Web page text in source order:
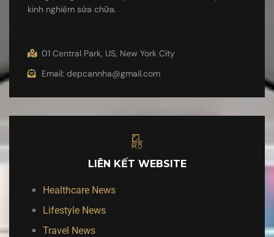
kinh nghiệm sửa chữa.
01 Central Park, US, New York City
Email: depcannha@gmail.com
LIÊN KẾT WEBSITE
Healthcare News
Lifestyle News
Travel News